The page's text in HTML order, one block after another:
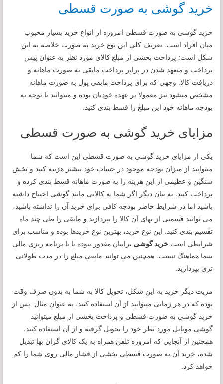
خرید گوشی به صورت قسطی
خرید گوشی به صورت قسطی امروزه از انواع خرید بسیار محبوب
میان افراد است. تعریف کلی این نوع خرید به صورت خلاصه به این
شکل است: پرداخت بخشی از مبلغ کالای مورد نظر به عنوان پیش
پرداخت و متعهد شدن در برابر پرداخت مابقی به صورت ماهانه و
دریافت کالا. وجهی که برای پرداخت مابقی پول به صورت ماهانه
مشخص میشود نیز معمولا بر عهده خودتان بوده و میتوانید با توجه به
بودجه ماهانه خود این مبلغ را قسط بندی کنید.
مزایای خرید گوشی به صورت قسطی
یکی از مزایای خرید گوشی به صورت قسطی این است که شما
میتوانید از میزان بودجه موجود در حساب خود بیشتر هزینه کنید و بخش
سنگین و عظیمی از این هزینه را به صورت ماهانه قسط بندی کرده و
پرداخت کنید. به بیان دیگر اگر شما به کالایی مانند گوشی احتیاج داشته
باشید اما در شرایط حاضر بودجه کافی برای خرید آن را نداشته باشید،
می توانید قسمتی از بهای آن کالا را بپردازید و مابقی را طی چند ماه
تقسیم بندی کنید. این نوع خرید، بهترین نوع خریدها بوده و مناسب برای
شرایطی استخرید گوشی برایتان مقدور نبوده یا با برنامه ریزی مالی
شما هماهنگ نیست. همچنین می توانید مابقی مبلغ را در مدت طولانی
تری بپردازید.
مزیت دیگر خرید به این شکل، تحویل کالا به شما به بدون صرف وقت
بوده که در هر زمانی میتوانید از آن استفاده کنید. به عنوان مثال پس از
خرید گوشی به صورت قسطی و پرداخت بخشی از مبلغ میتوانید
گوشی موبایل مورد نظر خود را تحویل گرفته و از آن استفاده کنید.
همچنین از آنجایی که امروزه تلفن همراه به یک کالای گران بها تبدیل
شده، خرید آن به صورت قسطی بخشی از فشار مالی روی شما را کم
خواهد کرد.